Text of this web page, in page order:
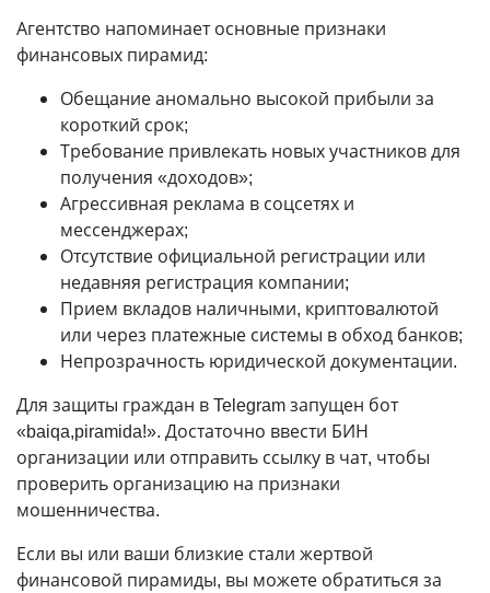
Агентство напоминает основные признаки
финансовых пирамид:
Обещание аномально высокой прибыли за
короткий срок;
Требование привлекать новых участников для
получения «доходов»;
Агрессивная реклама в соцсетях и
мессенджерах;
Отсутствие официальной регистрации или
недавняя регистрация компании;
Прием вкладов наличными, криптовалютой
или через платежные системы в обход банков;
Непрозрачность юридической документации.
Для защиты граждан в Telegram запущен бот
«baiqa,piramida!». Достаточно ввести БИН
организации или отправить ссылку в чат, чтобы
проверить организацию на признаки
мошенничества.
Если вы или ваши близкие стали жертвой
финансовой пирамиды, вы можете обратиться за